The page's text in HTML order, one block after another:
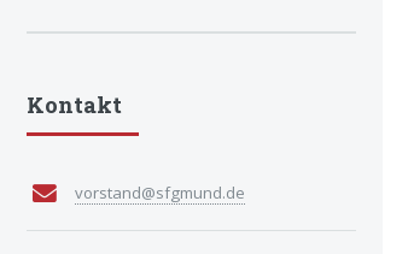
Kontakt
vorstand@sfgmund.de